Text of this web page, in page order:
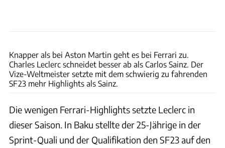
Knapper als bei Aston Martin geht es bei Ferrari zu.
Charles Leclerc schneidet besser ab als Carlos Sainz. Der
Vize-Weltmeister setzte mit dem schwierig zu fahrenden
SF23 mehr Highlights als Sainz.
Die wenigen Ferrari-Highlights setzte Leclerc in
dieser Saison. In Baku stellte der 25-Jährige in der
Sprint-Quali und der Qualifikation den SF23 auf den